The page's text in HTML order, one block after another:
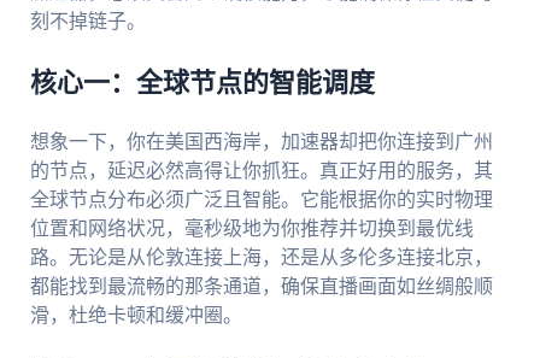
刻不掉链子。
核心一：全球节点的智能调度
想象一下，你在美国西海岸，加速器却把你连接到广州
的节点，延迟必然高得让你抓狂。真正好用的服务，其
全球节点分布必须广泛且智能。它能根据你的实时物理
位置和网络状况，毫秒级地为你推荐并切换到最优线
路。无论是从伦敦连接上海，还是从多伦多连接北京，
都能找到最流畅的那条通道，确保直播画面如丝绸般顺
滑，杜绝卡顿和缓冲圈。